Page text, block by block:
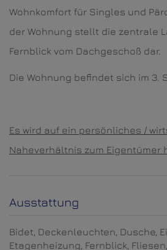
Wohnkomfort für Singles und
der Wohnung stellt die zentrale
Fernblick vom Dachgeschoß dar.
Die Wohnung befindet sich im 3.
Es wird auf ein persönliches /
Naheverhältnis zum Eigentümer
Ausstattung
Bidet Deckenleuchten Dusche
Etagenheizung Fernblick Fliesen